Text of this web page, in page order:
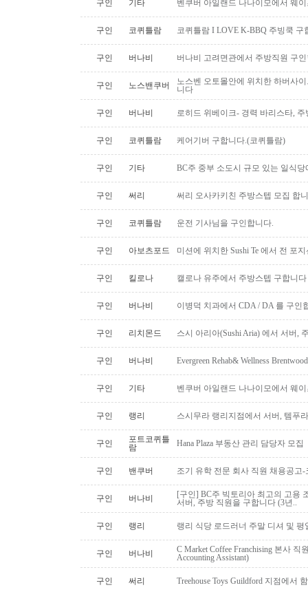
구인 기타 벤쿠버 아일랜드 나나이모에서 웨
구인 코퀴틀람 코퀴틀람 I LOVE K-BBQ 주빙쿡 구
구인 버나비 버나비 고려면관에서 주방직원 구
구인 노스밴쿠버
노스벤 오토몰안에 위치한 하버사
니다
구인 버나비 로히드 위베이크- 경력 바리스타, 주
구인 코퀴틀람 케어기버 구합니다.(코퀴틀람)
구인 기타 BC주 중부 소도시 규모 있는 일식
구인 써리 써리 오사카키친 주방스텝 모집 합
구인 코퀴틀람 운전 기사님을 구인합니다.
구인 아보츠포드 미션에 위치한 Sushi Te 에서 전 포
구인 킬로나 캘로나 유주에서 주방스텝 구합니다
구인 버나비 이병덕 치과에서 CDA / DA 를 구인
구인 리치몬드 스시 아리아(Sushi Aria) 에서 서버,
구인 버나비 Evergreen Rehab& Wellness
구인 기타 벤쿠버 아일랜드 나나이모에서 웨
구인 랭리 스시무라 랭리지점에서 서버, 템푸
구인
포트코퀴틀
람
Hana Plaza 부동산 관리 담당자 모집
구인 밴쿠버 조기 유학 전문 회사 직원 채용공고
구인 버나비
[구인] BC주 빅토리아 최고의 고용
서버, 주방 직원을 구합니다 (3년..
구인 랭리 랭리 식당 로드러너 주말 디셔 및
구인 버나비
C Market Coffee Franchising 본사 직
Accounting Assistant)
구인 써리 Treehouse Toys Guildford 지점에서